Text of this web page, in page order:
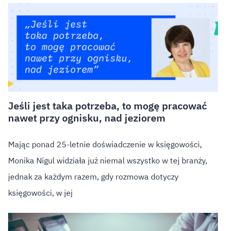
Jeśli jest taka potrzeba, to mogę pracować
nawet przy ognisku, nad jeziorem
Mając ponad 25-letnie doświadczenie w księgowości,
Monika Nigul widziała już niemal wszystko w tej branży,
jednak za każdym razem, gdy rozmowa dotyczy
księgowości, w jej